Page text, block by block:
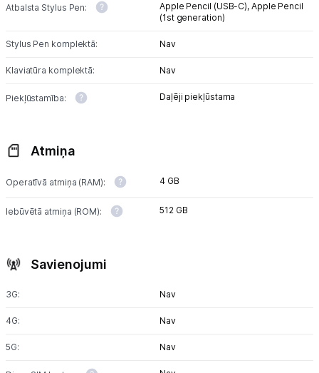
Atbalsta Stylus Pen: Apple Pencil (USB-C),Apple Pencil
(1st generation)
Stylus Pen komplektā: Nav
Klaviatūra komplektā: Nav
Piekļūstamība: Daļēji piekļūstama
Atmiņa
Operatīvā atmiņa (RAM): 4 GB
Iebūvētā atmiņa (ROM): 512 GB
Savienojumi
3G: Nav
4G: Nav
5G: Nav